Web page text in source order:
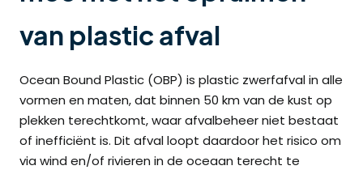
van plastic afval
Ocean Bound Plastic (OBP) is plastic zwerfafval in alle
vormen en maten, dat binnen 50 km van de kust op
plekken terechtkomt, waar afvalbeheer niet bestaat
of inefficiënt is. Dit afval loopt daardoor het risico om
via wind en/of rivieren in de oceaan terecht te